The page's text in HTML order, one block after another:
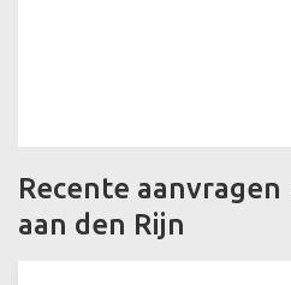
Recente
aan den Rijn